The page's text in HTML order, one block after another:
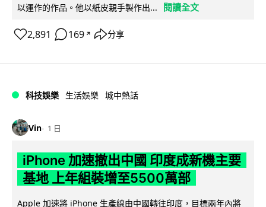
以運作的作品。他以紙皮親手製作出...
閱讀全文
2,891 169 ↗ 分享
科技娛樂 生活娛樂 城中熱話
Vin 1 日
iPhone 加速撤出中國 印度成新機主要
基地 上年組裝增至5500萬部
Apple 加速將 iPhone 生產線由中國轉往印度，目標兩年內將